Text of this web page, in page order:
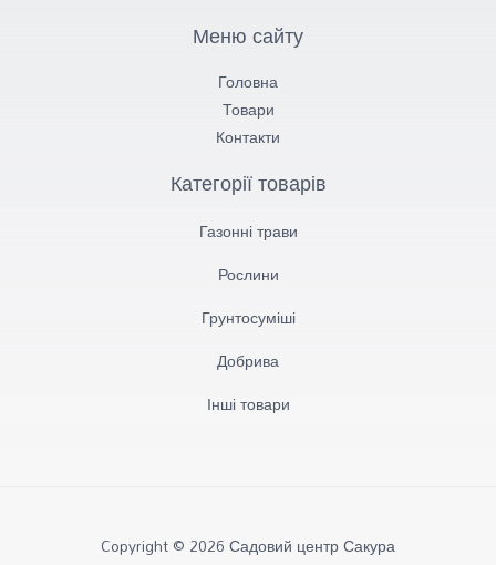
Меню сайту
Головна
Товари
Контакти
Категорії товарів
Газонні трави
Рослини
Грунтосуміші​
Добрива
Інші товари
Copyright © 2026 Садовий центр Сакура